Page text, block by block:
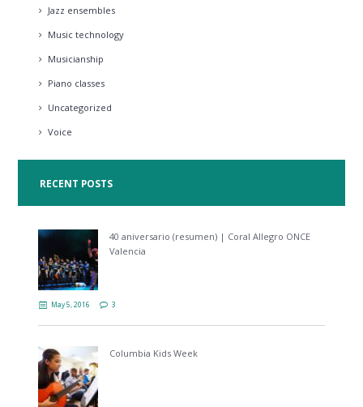
Jazz ensembles
Music technology
Musicianship
Piano classes
Uncategorized
Voice
RECENT POSTS
40 aniversario (resumen) | Coral Allegro ONCE
Valencia
May 5, 2016 3
Columbia Kids Week